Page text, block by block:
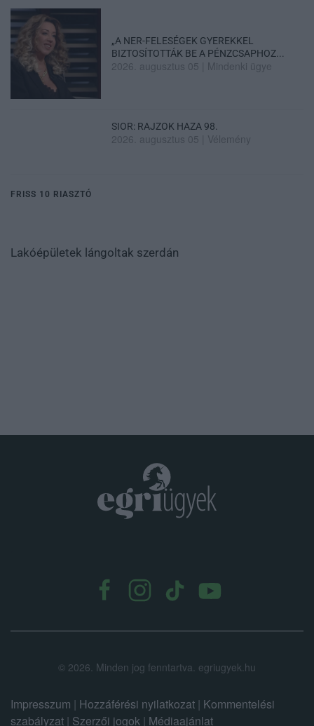
„A NER-FELESÉGEK GYEREKKEL
BIZTOSÍTOTTÁK BE A PÉNZCSAPHOZ...
2026. augusztus 05 Mindenki ügye
SIOR: RAJZOK HAZA 98.
2026. augusztus 05 Vélemény
FRISS 10 RIASZTÓ
Lakóépületek lángoltak szerdán
© 2026. Minden jog fenntartva. egriugyek.hu
Impresszum | Hozzáférési nyilatkozat | Kommentelési
szabályzat | Szerzői jogok | Médiaajánlat